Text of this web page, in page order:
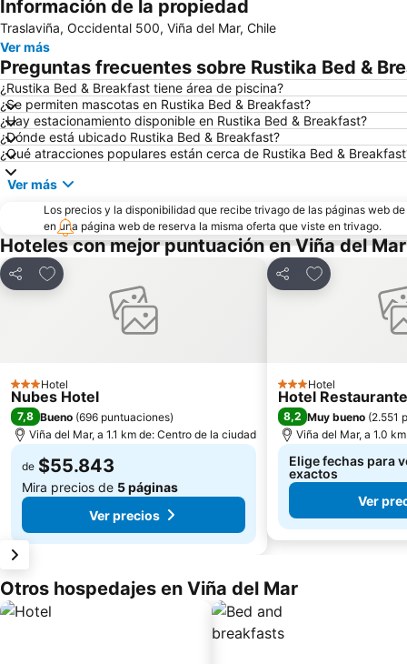
Información de la propiedad
Traslaviña, Occidental 500, Viña del Mar, Chile
Ver más
Preguntas frecuentes sobre Rustika Bed &
¿Rustika Bed & Breakfast tiene área de piscina?
¿Se permiten mascotas en Rustika Bed & Breakfast?
¿Hay estacionamiento disponible en Rustika Bed & Breakfast?
¿Dónde está ubicado Rustika Bed & Breakfast?
¿Qué atracciones populares están cerca de Rustika Bed &
Ver más
Los precios y la disponibilidad que recibe trivago de las páginas web
en una página web de reserva la misma oferta que viste en trivago.
Hoteles con mejor puntuación en Viña del Mar
Compartir
Agregar a favoritos
3 Estrellas
Hotel
Nubes Hotel
7,8 Bueno (696 puntuaciones)
Viña del Mar, a 1.1 km de: Centro de la ciudad
de $55.843
Mira precios de 5 páginas
Ver precios
Compartir
Agregar a
3 Estrellas
Hotel
Hotel
8,2 Muy bueno (2.551
Viña del Mar, a 1.0
Elige fechas para
exactos
Ver
Otros hospedajes en Viña del Mar